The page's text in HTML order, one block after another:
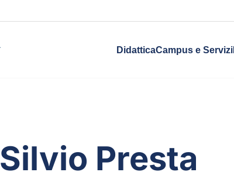
DidatticaCampus e Servizi
Silvio Presta